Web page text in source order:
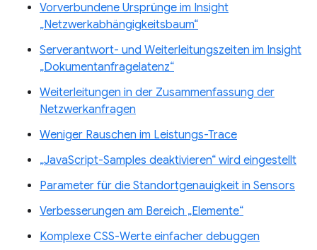
Vorverbundene Ursprünge im Insight
„Netzwerkabhängigkeitsbaum“
Serverantwort- und Weiterleitungszeiten im Insight
„Dokumentanfragelatenz“
Weiterleitungen in der Zusammenfassung der
Netzwerkanfragen
Weniger Rauschen im Leistungs-Trace
„JavaScript-Samples deaktivieren“ wird eingestellt
Parameter für die Standortgenauigkeit in Sensors
Verbesserungen am Bereich „Elemente“
Komplexe CSS-Werte einfacher debuggen